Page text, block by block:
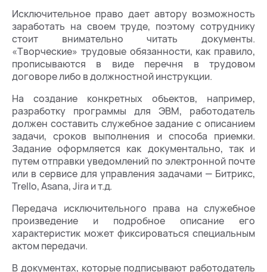
Исключительное право дает автору возможность
заработать на своем труде, поэтому сотруднику
стоит внимательно читать документы.
«Творческие» трудовые обязанности, как правило,
прописываются в виде перечня в трудовом
договоре либо в должностной инструкции.
На создание конкретных объектов, например,
разработку программы для ЭВМ, работодатель
должен составить служебное задание с описанием
задачи, сроков выполнения и способа приемки.
Задание оформляется как документально, так и
путем отправки уведомлений по электронной почте
или в сервисе для управления задачами — Битрикс,
Trello, Asana, Jira и т.д.
Передача исключительного права на служебное
произведение и подробное описание его
характеристик может фиксироваться специальным
актом передачи.
В документах, которые подписывают работодатель